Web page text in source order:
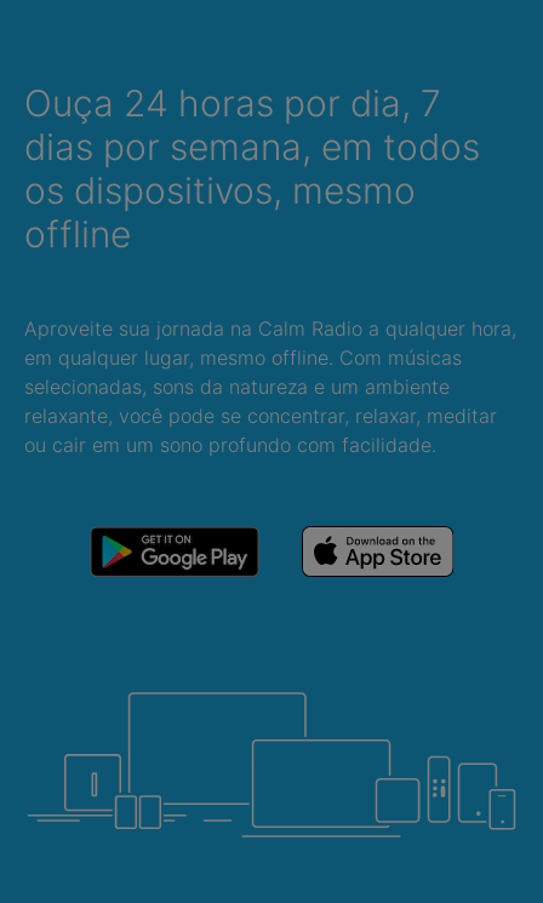
Ouça 24 horas por dia, 7
dias por semana, em todos
os dispositivos, mesmo
offline
Aproveite sua jornada na Calm Radio a qualquer hora,
em qualquer lugar, mesmo offline. Com músicas
selecionadas, sons da natureza e um ambiente
relaxante, você pode se concentrar, relaxar, meditar
ou cair em um sono profundo com facilidade.